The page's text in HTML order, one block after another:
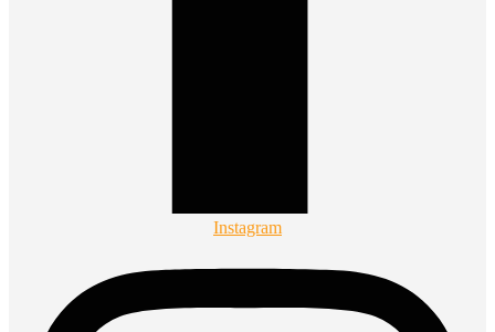
Instagram